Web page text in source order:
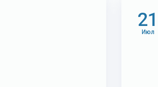
21
Июл